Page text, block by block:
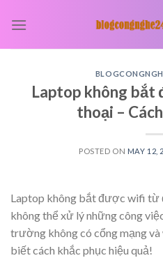
Laptop không
thoại –
POSTED ON MAY 12,
Laptop không bắt được wifi từ
không thể xử lý những công
trường không có cổng mạng
biết cách khắc phục hiệu quả!